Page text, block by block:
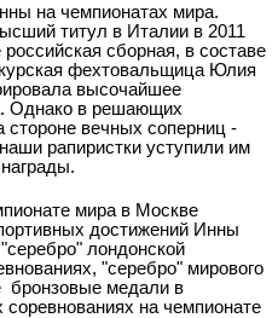
на чемпионатах мира.
титул в Италии в 2011
сборная, в составе
фехтовальщица Юлия
высочайшее
Однако в решающих
стороне вечных соперниц -
рапиристки уступили им
мира в Москве
достижений Инны
лондонской
"серебро" мирового
бронзовые медали в
на чемпионате